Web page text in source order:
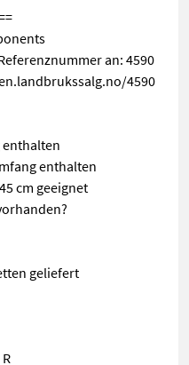
an: 4590
4590
enthalten
enthalten
cm geeignet
geliefert